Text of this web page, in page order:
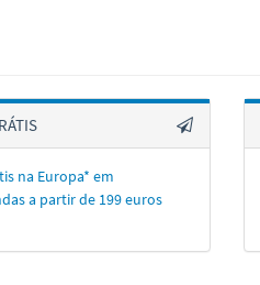
na Europa* em
a partir de 199 euros